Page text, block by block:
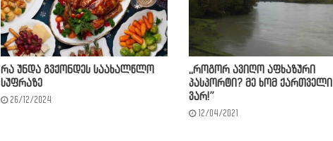
რა უნდა გვქონდეს საახალწლო
სუფრაზე
26/12/2024
,,როგორ ავიღო აფხაზური
პასპორტი? მე ხომ ქართველი
ვარ!”
12/04/2021